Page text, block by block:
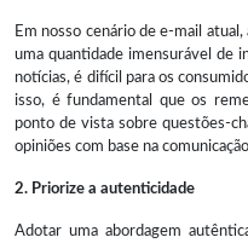
Em nosso cenário de e-mail
uma quantidade imensurável de
notícias, é difícil para os
isso, é fundamental que os
ponto de vista sobre questões-
opiniões com base na
2. Priorize a autenticidade
Adotar uma abordagem